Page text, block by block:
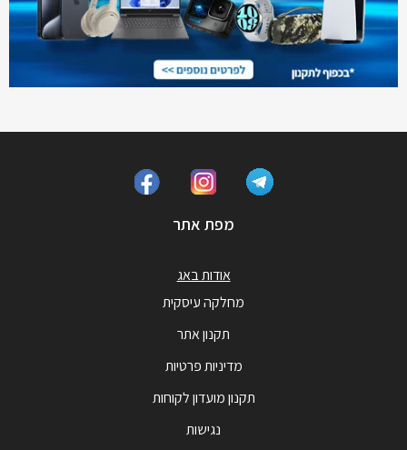
מפת אתר
אודות באג
מחלקה עיסקית
תקנון אתר
מדיניות פרטיות
תקנון מועדון לקוחות
נגישות